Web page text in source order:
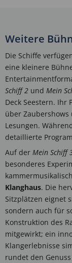
Weitere
Die Schiffe
eine kleinere
Schiff 2 und Mein
Deck Seestern. Ihr
über
Lesungen.
detaillierte
Auf der Mein Schiff
besonderes
Klanghaus. Die
Sitzplätzen eignet
sondern auch für
Konstruktion des
mitgewirkt; ein
Klangerlebnisse
rundet den